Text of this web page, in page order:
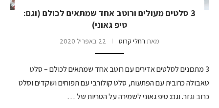
3 סלטים מעולים ורוטב אחד שמתאים לכולם (וגם:
טיפ גאוני)
מאת רחלי קרוט 22 באפריל 2020
3 מתכונים לסלטים אדירים עם רוטב אחד שמתאים לכולם – סלט
טאבולה כרובית עם הפתעות, סלט קולורבי עם תפוחים ושקדים וסלט
כרוב וגזר. וגם: טיפ גאוני לשמירה על הטריות של …